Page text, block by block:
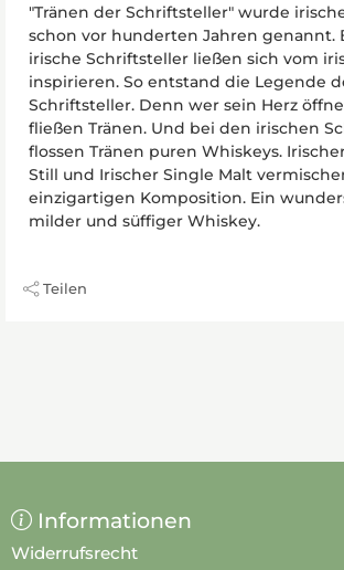
"Tränen der Schriftsteller" wurde
schon vor hunderten Jahren genannt.
irische Schriftsteller ließen sich vom
inspirieren. So entstand die Legende
Schriftsteller. Denn wer sein Herz
fließen Tränen. Und bei den irischen
flossen Tränen puren Whiskeys.
Still und Irischer Single Malt
einzigartigen Komposition. Ein
milder und süffiger Whiskey.
Teilen
Informationen
Widerrufsrecht